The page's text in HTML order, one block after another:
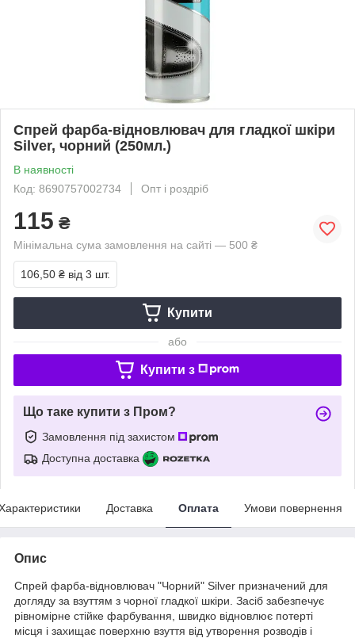
Спрей фарба-відновлювач для гладкої шкіри
Silver, чорний (250мл.)
В наявності
Код: 8690757002734
Опт і роздріб
115 ₴
Мінімальна сума замовлення на сайті — 500 ₴
106,50 ₴ від 3 шт.
Купити
або
Купити з
Що таке купити з Пром?
Замовлення під захистом
Доступна доставка
Доставка Оплата Умови повернення
Опис
Спрей фарба-відновлювач "Чорний" Silver призначений для
догляду за взуттям з чорної гладкої шкіри. Засіб забезпечує
рівномірне стійке фарбування, швидко відновлює потерті
місця і захищає поверхню взуття від утворення розводів і